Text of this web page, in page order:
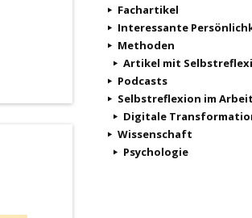
Fachartikel
Interessante
Methoden
Artikel mit
Podcasts
Selbstreflexion im
Digitale
Wissenschaft
Psychologie